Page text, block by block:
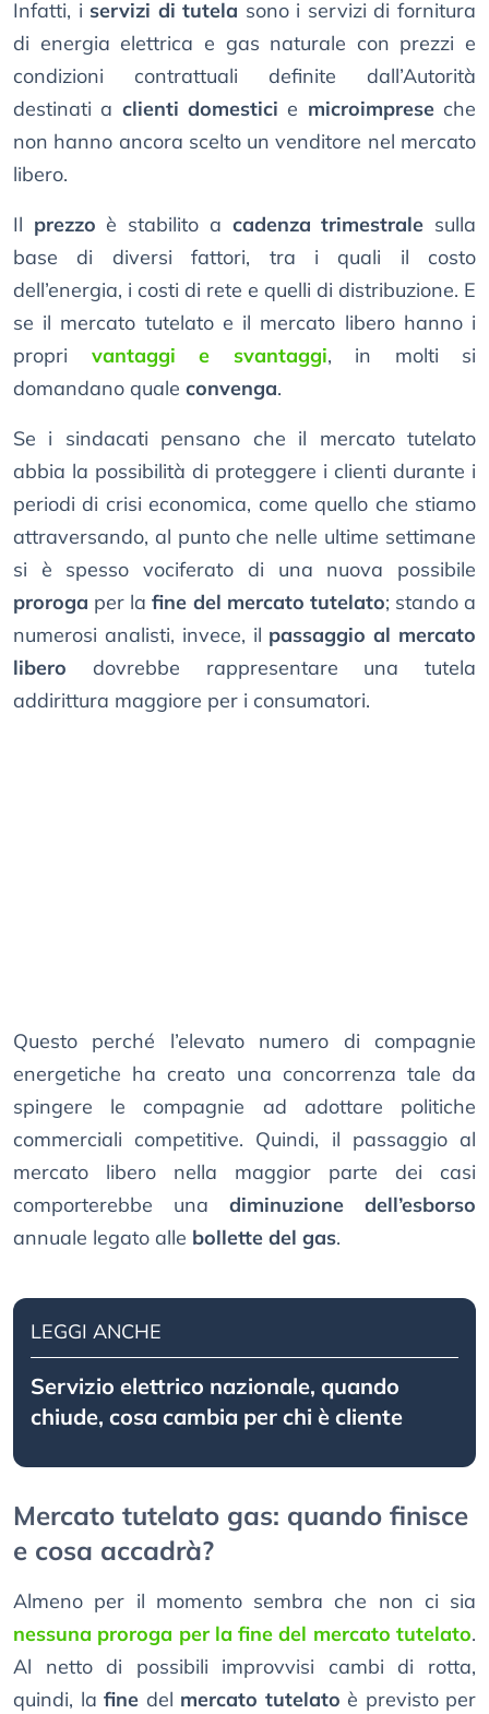
Infatti, i servizi di tutela sono i servizi di fornitura
di energia elettrica e gas naturale con prezzi e
condizioni contrattuali definite dall’Autorità
destinati a clienti domestici e microimpreseche
non hanno ancora scelto un venditore nel mercato
libero.
Il prezzo è stabilito a cadenza trimestrale sulla
base di diversi fattori, tra i quali il costo
dell’energia, i costi di rete e quelli di distribuzione. E
se il mercato tutelato e il mercato libero hanno i
propri vantaggi e svantaggi, in molti si
domandano quale convenga.
Se i sindacati pensano che il mercato tutelato
abbia la possibilità di proteggere i clienti durante i
periodi di crisi economica, come quello che stiamo
attraversando, al punto che nelle ultime settimane
si è spesso vociferato di una nuova possibile
proroga per lafine del mercato tutelato; stando a
numerosi analisti, invece, il passaggio al mercato
libero dovrebbe rappresentare una tutela
addirittura maggiore per i consumatori.
Questo perché l’elevato numero di compagnie
energetiche ha creato una concorrenza tale da
spingere le compagnie ad adottare politiche
commerciali competitive. Quindi, il passaggio al
mercato libero nella maggior parte dei casi
comporterebbe una diminuzione dell’esborso
annuale legato alle bollette del gas.
LEGGI ANCHE
Servizio elettrico nazionale, quando
chiude, cosa cambia per chi è cliente
Mercato tutelato gas: quando finisce
e cosa accadrà?
Almeno per il momento sembra che non ci sia
nessuna proroga per la fine del mercato tutelato.
Al netto di possibili improvvisi cambi di rotta,
quindi, la fine del mercato tutelato è previsto per